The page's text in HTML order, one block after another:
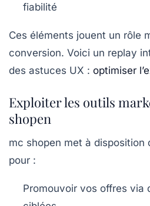
fiabilité
Ces éléments jouent un rôle
conversion. Voici un replay
des astuces UX : optimiser
Exploiter les outils
shopen
mc shopen met à disposition
pour :
Promouvoir vos offres via